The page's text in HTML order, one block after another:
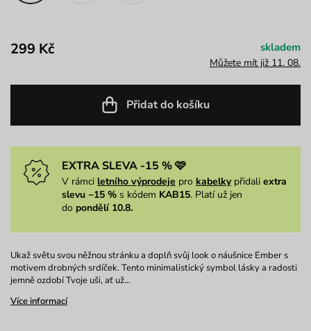
299 Kč skladem
Můžete mít již 11. 08.
Přidat do košíku
EXTRA SLEVA -15 % 🩷
V rámci letního výprodeje pro kabelkypřidali extra
slevu −15 % s kódem KAB15. Platí už jen
do pondělí 10.8.
Ukaž světu svou něžnou stránku a doplň svůj look o náušnice Ember s
motivem drobných srdíček. Tento minimalistický symbol lásky a radosti
jemně ozdobí Tvoje uši, ať už…
Více informací